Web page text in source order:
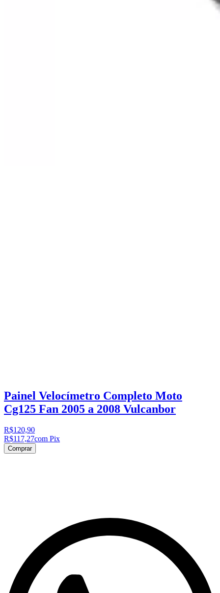
Painel Velocímetro Completo Moto
Cg125 Fan 2005 a 2008 Vulcanbor
R$120,90
R$117,27com Pix
Comprar